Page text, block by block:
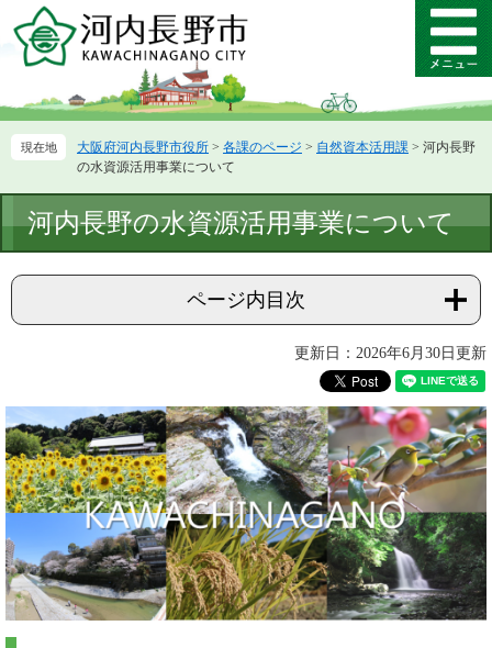
ー
先
ニ
を
て
メ
ニ
ー
大阪府河内長野市役所 > 各課のページ > 自然資本活用課 > 河内長野
の水資源活用事業について
文
河内長野の水資源活用事業について
ページ内目次
更新日：2026年6月30日更新